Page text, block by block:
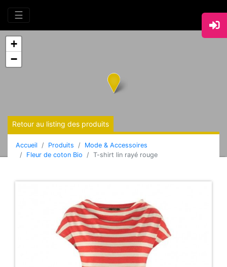
☰
+
−
Retour au listing des produits
Accueil Produits
Mode & Accessoires
Fleur de coton Bio
T-shirt lin rayé rouge